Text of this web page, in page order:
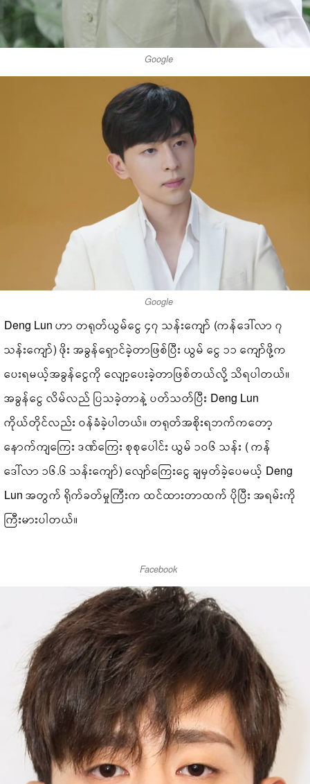
Google
Google
Deng Lun ဟာ တရုတ်ယွမ်ငွေ ၄၇ သန်းကျော် (ကန်ဒေါ်လာ ၇
သန်းကျော်) ဖိုး အခွန်ရှောင်ခဲ့တာဖြစ်ပြီး ယွမ် ငွေ ၁၁ ကျော်ဖို့က
ပေးရမယ့်အခွန်ငွေကို လျော့ပေးခဲ့တာဖြစ်တယ်လို့ သိရပါတယ်။
အခွန်ငွေ လိမ်လည် ပြသခဲ့တာနဲ့ ပတ်သတ်ပြီး Deng Lun
ကိုယ်တိုင်လည်း ဝန်ခံခဲ့ပါတယ်။ တရုတ်အစိုးရဘက်ကတော့
နောက်ကျကြေး ဒဏ်ကြေး စုစုပေါင်း ယွမ် ၁၀၆ သန်း ( ကန်
ဒေါ်လာ ၁၆.၆ သန်းကျော်) လျော်ကြေးငွေ ချမှတ်ခဲ့ပေမယ့် Deng
Lun အတွက် ရိုက်ခတ်မှုကြီးက ထင်ထားတာထက် ပိုပြီး အရမ်းကို
ကြီးမားပါတယ်။
Facebook